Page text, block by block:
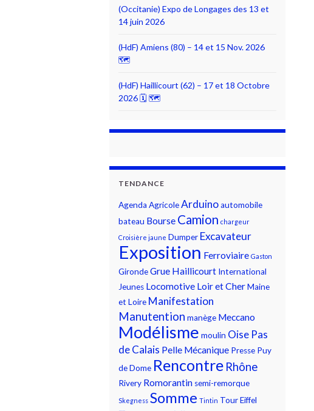
(Occitanie) Expo de Longages des 13 et
14 juin 2026
(HdF) Amiens (80) – 14 et 15 Nov. 2026
🗺
(HdF) Haillicourt (62) – 17 et 18 Octobre
2026 🗓 🗺
TENDANCE
Agenda AgricoleArduinoautomobile
bateau Bourse Camion chargeur
Croisière jaune Dumper Excavateur
Exposition Ferroviaire Gaston
GirondeGrue Haillicourt International
Jeunes Locomotive Loir et CherMaine
et Loire Manifestation
Manutention manège Meccano
Modélisme moulin Oise Pas
de Calais Pelle Mécanique Presse Puy
de Dome Rencontre Rhône
Rivery Romorantin semi-remorque
Skegness Somme Tintin Tour Eiffel